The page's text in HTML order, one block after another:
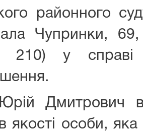
районного
Чупринки,
у справі
Дмитрович
якості особи,